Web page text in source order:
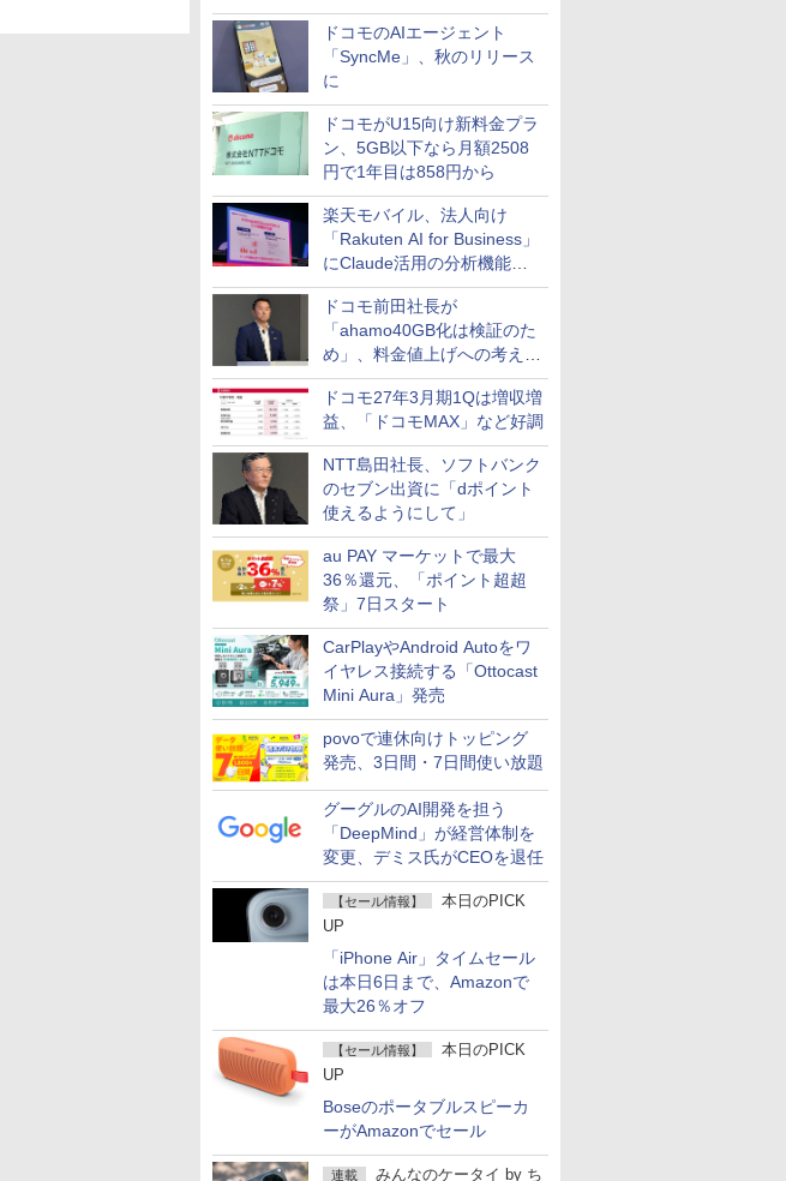
指す
ドコモのAIエージェント
「SyncMe」、秋のリリース
に
ドコモがU15向け新料金プラ
ン、5GB以下なら月額2508
円で1年目は858円から
楽天モバイル、法人向け
「Rakuten AI for Business」
にClaude活用の分析機能な
どを追加
ドコモ前田社長が
「ahamo40GB化は検証のた
め」、料金値上げへの考え方
にも言及
ドコモ27年3月期1Qは増収増
益、「ドコモMAX」など好調
NTT島田社長、ソフトバンク
のセブン出資に「dポイント
使えるようにして」
au PAY マーケットで最大
36％還元、「ポイント超超
祭」7日スタート
CarPlayやAndroid Autoをワ
イヤレス接続する「Ottocast
Mini Aura」発売
povoで連休向けトッピング
発売、3日間・7日間使い放題
グーグルのAI開発を担う
「DeepMind」が経営体制を
変更、デミス氏がCEOを退任
【セール情報】
本日のPICK
UP
「iPhone Air」タイムセール
は本日6日まで、Amazonで
最大26％オフ
【セール情報】
本日のPICK
UP
Boseのポータブルスピーカ
ーがAmazonでセール
連載 みんなのケータイ by ち